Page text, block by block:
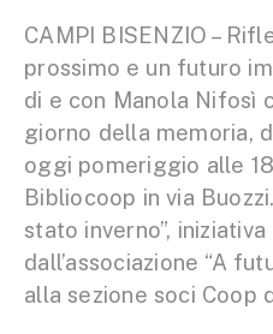
CAMPI BISENZIO –
prossimo e un futuro
di e con Manola Nifosì
giorno della memoria,
oggi pomeriggio alle
Bibliocoop in via
stato inverno”,
dall’associazione “A
alla sezione soci Coop